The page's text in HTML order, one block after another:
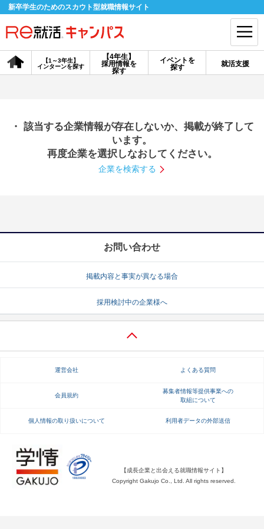
新卒学生のためのスカウト型就職情報サイト
【4年生】
採用情報を
探す
【1～3年生】
インターンを探す
イベントを
探す
就活支援
会員登録 ログイン
探す
【4年生】
説明会を探す
就活ノウハウ・サポート
就活ノウハウが満載！ お役立ち記事・相談室など
就活ニュースペーパー よくある質問
不明点があればこちら
・ 該当する企業情報が存在しないか、掲載が終了して
います。
再度企業を選択しなおしてください。
企業を検索する
お問い合わせ
掲載内容と事実が異なる場合
採用検討中の企業様へ
運営会社 よくある質問
会員規約
募集者情報等提供事業への
取組について
個人情報の取り扱いについて 利用者データの外部送信
【成長企業と出会える就職情報サイト】
Copyright Gakujo Co., Ltd. All rights reserved.